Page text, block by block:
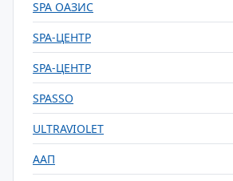
SPA ОАЗИС
SPA-ЦЕНТР
SPA-ЦЕНТР
SPASSO
ULTRAVIOLET
ААП